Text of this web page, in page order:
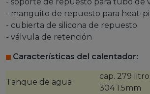
- manguito de repuesto para heat-
- cubierta de silicona de repuesto
- válvula de retención
Características del calentador:
Tanque de agua
cap. 279
304 1.5mm